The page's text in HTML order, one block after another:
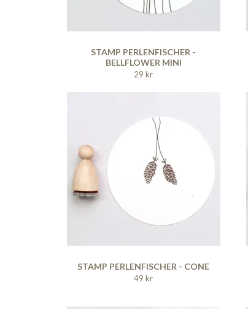
STAMP PERLENFISCHER -
BELLFLOWER MINI
29 kr
STAMP PERLENFISCHER - CONE
49 kr